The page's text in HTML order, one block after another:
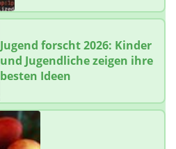
Jugend forscht 2026: Kinder
und Jugendliche zeigen ihre
besten Ideen